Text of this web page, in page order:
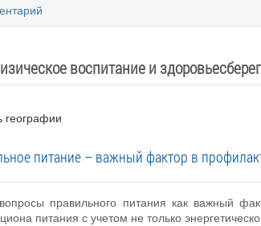
воспитание и
географии
питание – важный фактор в
правильного питания как важный
питания с учетом не только